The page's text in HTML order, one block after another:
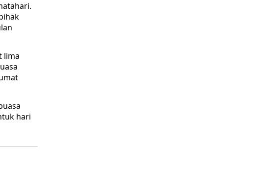
lima
hari